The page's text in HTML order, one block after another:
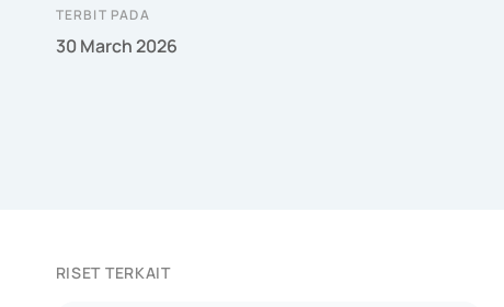
TERBIT PADA
30 March 2026
RISET TERKAIT